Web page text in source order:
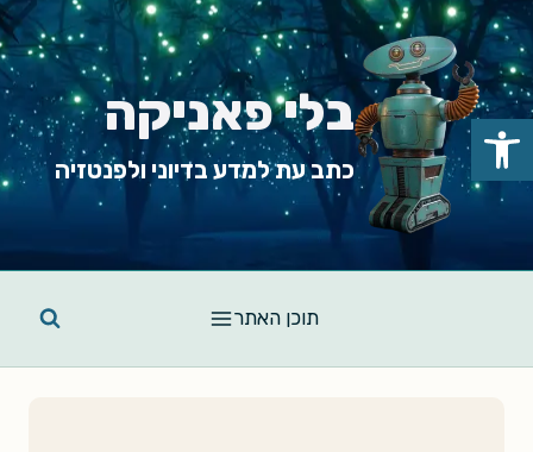
Skip
to
content
בלי פאניקה
כתב עת למדע בדיוני ולפנטזיה
תוכן האתר
פתח סרגל נגישות